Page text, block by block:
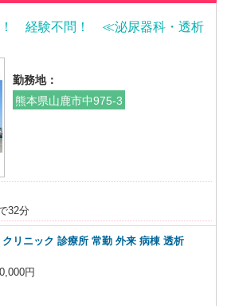
！ 経験不問！ ≪泌尿器科・透析
勤務地：
熊本県山鹿市中975-3
32分
リニック 診療所 常勤 外来 病棟 透析
円